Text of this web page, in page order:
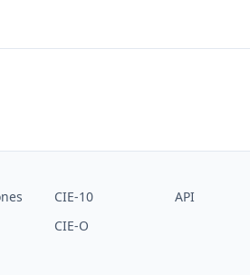
CIE-10 API
CIE-O